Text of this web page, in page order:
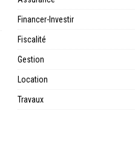
Financer-Investir
Fiscalité
Gestion
Location
Travaux